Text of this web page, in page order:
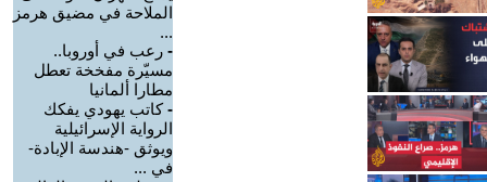
الملاحة في مضيق هرمز
...
- رعب في أوروبا..
مسيّرة مفخخة تعطل
مطارا ألمانيا
-كاتب يهودي يفكك
الرواية الإسرائيلية
ويوثق -هندسة الإبادة-
في ...